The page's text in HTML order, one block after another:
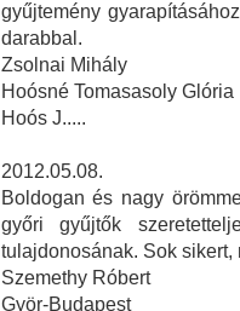
gyűjtemény
darabbal.
Zsolnai Mihály
Hoósné Tomasasoly Glória
Hoós J.....
2012.05.08.
Boldogan és nagy
győri gyűjtők
tulajdonosának. Sok
Szemethy Róbert
Györ-Budapest